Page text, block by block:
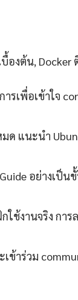
องต้น, Docker
รเพื่อเข้าใจ
ด แนะนำ
อย่างเป็
ใช้งานจริง กา
ข้าร่วม